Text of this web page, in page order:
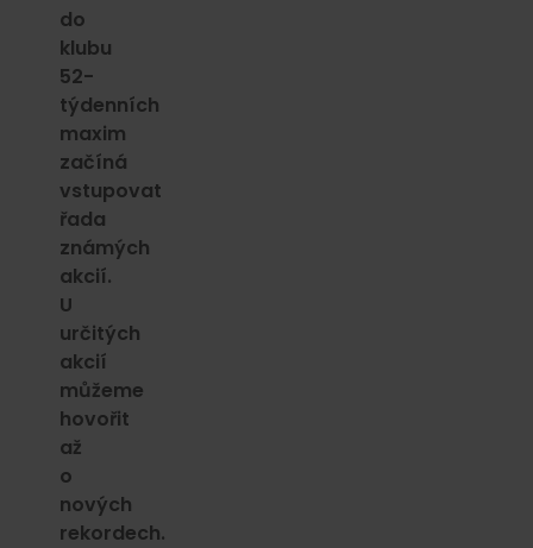
do
klubu
52-
týdenních
maxim
začíná
vstupovat
řada
známých
akcií.
U
určitých
akcií
můžeme
hovořit
až
o
nových
rekordech.